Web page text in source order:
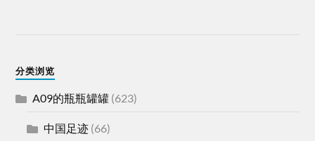
分类浏览
A09的瓶瓶罐罐 (623)
中国足迹 (66)